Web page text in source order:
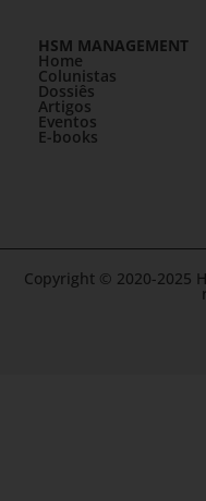
HSM MANAGEMENT
Home
Colunistas
Dossiês
Artigos
Eventos
E-books
Copyright © 2020-2025